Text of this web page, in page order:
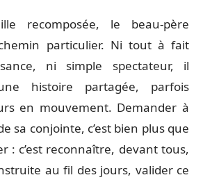
recomposée, le beau-père
particulier. Ni tout à fait
ni simple spectateur, il
histoire partagée, parfois
en mouvement. Demander à
sa conjointe, c’est bien plus que
: c’est reconnaître, devant tous,
au fil des jours, valider ce